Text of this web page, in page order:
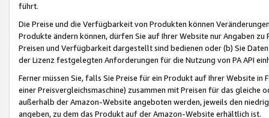
führt.
Die Preise und die Verfügbarkeit von Produkten können
Produkte ändern können, dürfen Sie auf Ihrer Website nur Angaben
Preisen und Verfügbarkeit dargestellt sind bedienen oder (b) Sie
der Lizenz festgelegten Anforderungen für die Nutzung von PA API
Ferner müssen Sie, falls Sie Preise für ein Produkt auf Ihrer Website
einer Preisvergleichsmaschine) zusammen mit Preisen für das
außerhalb der Amazon-Website angeboten werden, jeweils den
angeben, zu dem das Produkt auf der Amazon-Website erhältlich ist.